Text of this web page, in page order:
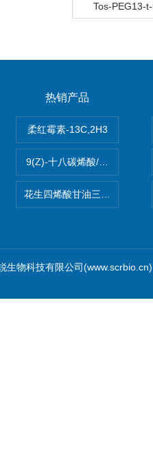
Tos-PEG13-
热销产品
柔红霉素-13C,2H3
9(Z)-十八碳烯酸/油酸
花生四烯酸甘油三酯(顺式-
生物科技有限公司